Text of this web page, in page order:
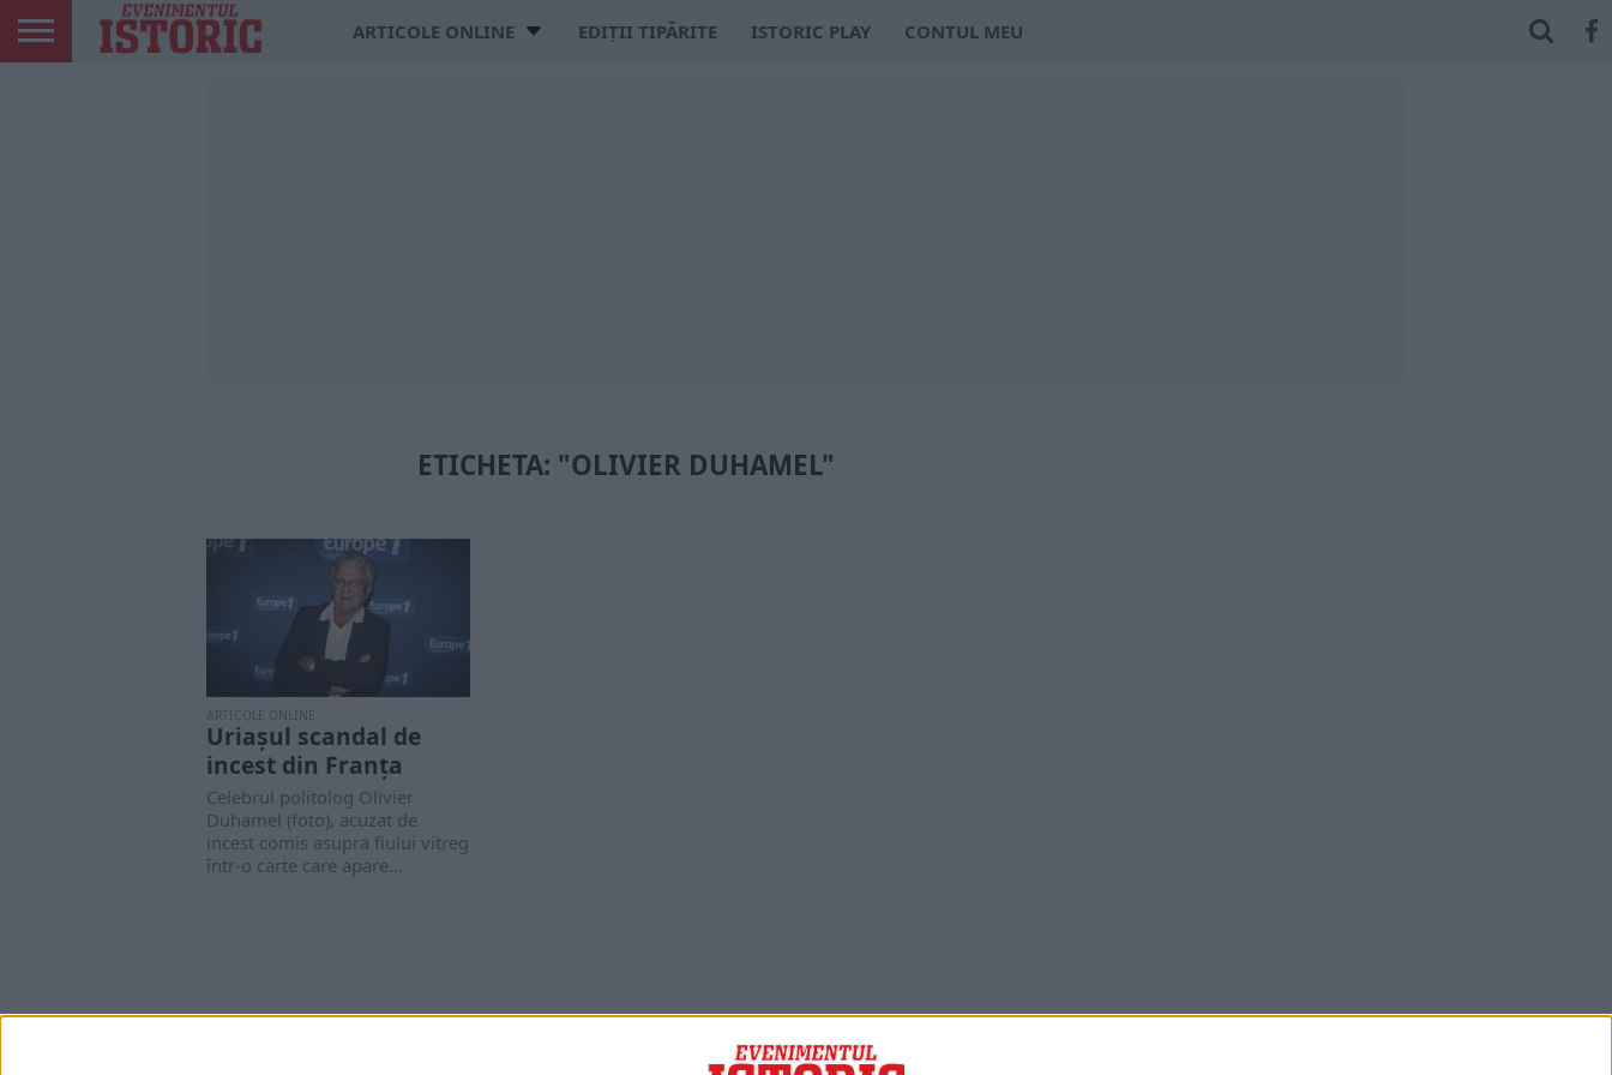
ARTICOLE ONLINE EDIȚII TIPĂRITE ISTORIC PLAY CONTUL MEU
ETICHETA: "OLIVIER DUHAMEL"
ARTICOLE ONLINE
Uriașul scandal de
incest din Franța
Celebrul politolog Olivier
Duhamel (foto), acuzat de
incest comis asupra fiului vitreg
într-o carte care apare...